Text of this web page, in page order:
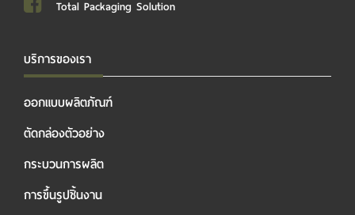
Total Packaging Solution
บริการของเรา
ออกแบบผลิตภัณฑ์
ตัดกล่องตัวอย่าง
กระบวนการผลิต
การขึ้นรูปชิ้นงาน